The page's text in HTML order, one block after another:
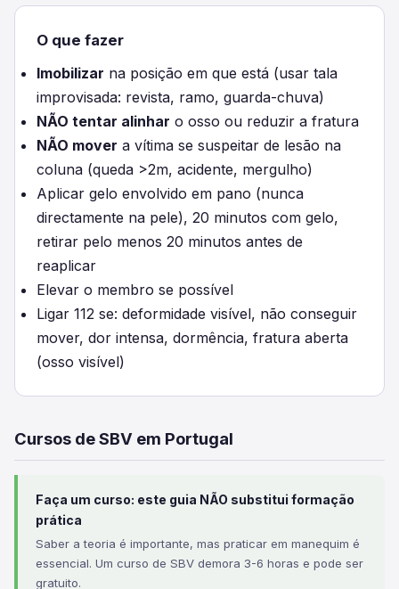
O que fazer
Imobilizar na posição em que está (usar tala
improvisada: revista, ramo, guarda-chuva)
NÃO tentar alinhar o osso ou reduzir a fratura
NÃO mover a vítima se suspeitar de lesão na
coluna (queda >2m, acidente, mergulho)
Aplicar gelo envolvido em pano (nunca
directamente na pele), 20 minutos com gelo,
retirar pelo menos 20 minutos antes de
reaplicar
Elevar o membro se possível
Ligar 112 se: deformidade visível, não conseguir
mover, dor intensa, dormência, fratura aberta
(osso visível)
Cursos de SBV em Portugal
Faça um curso: este guia NÃO substitui formação
prática
Saber a teoria é importante, mas praticar em manequim é
essencial. Um curso de SBV demora 3-6 horas e pode ser
gratuito.